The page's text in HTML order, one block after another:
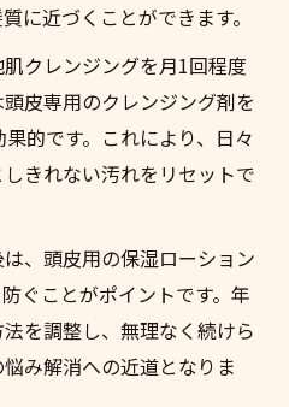
に近づくことができます。
クレンジングを月1回程度
皮専用のクレンジング剤を
的です。これにより、日々
きれない汚れをリセットで
、頭皮用の保湿ローション
ぐことがポイントです。年
を調整し、無理なく続けら
み解消への近道となりま